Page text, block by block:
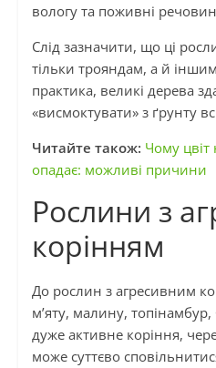
вологу та поживні
Слід зазначити, що ці
тільки трояндам, а й
практика, великі дерева
«висмоктувати» з ґрунту
Читайте також: Чому цвіт
опадає: можливі причини
Рослини з
корінням
До рослин з агресивним
м’яту, малину,
дуже активне коріння,
може суттєво